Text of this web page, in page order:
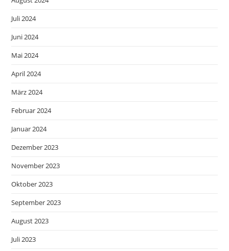
Juli 2024
Juni 2024
Mai 2024
April 2024
März 2024
Februar 2024
Januar 2024
Dezember 2023
November 2023
Oktober 2023
September 2023
August 2023
Juli 2023